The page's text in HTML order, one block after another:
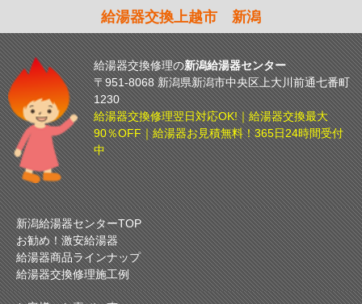
給湯器交換上越市 新潟
給湯器交換修理の新潟給湯器センター
〒951-8068 新潟県新潟市中央区上大川前通七番町
1230
給湯器交換修理翌日対応OK!｜給湯器交換最大
90％OFF｜給湯器お見積無料！365日24時間受付
中
新潟給湯器センターTOP
お勧め！激安給湯器
給湯器商品ラインナップ
給湯器交換修理施工例